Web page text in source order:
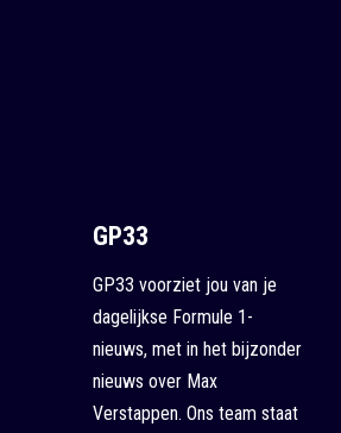
GP33
GP33 voorziet jou van je
dagelijkse Formule 1-
nieuws, met in het bijzonder
nieuws over Max
Verstappen. Ons team staat